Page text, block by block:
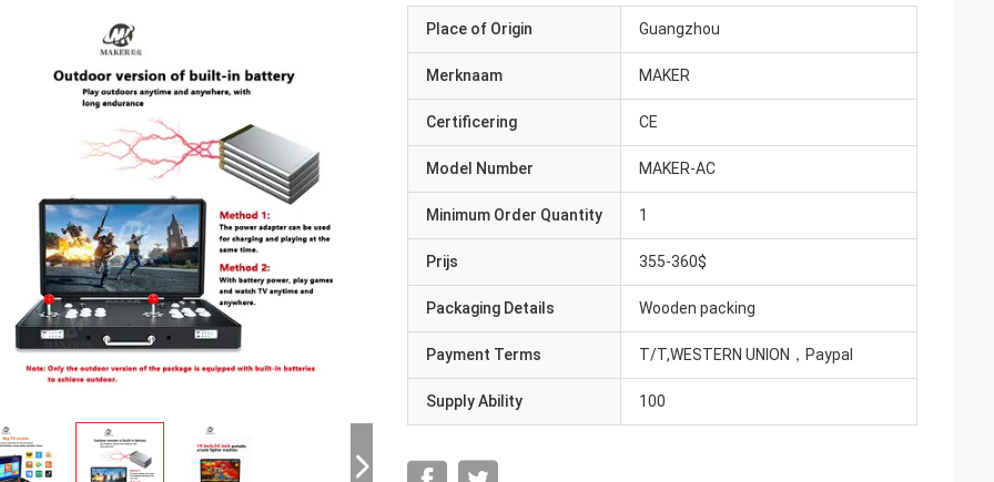
Place of Origin Guangzhou
Merknaam MAKER
Certificering CE
Model Number MAKER-AC
Minimum Order Quantity 1
Prijs 355-360$
Packaging Details Wooden packing
Payment Terms T/T,WESTERN UNION，Paypal
Supply Ability 100